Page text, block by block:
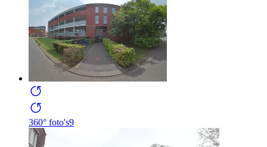
360° foto's9